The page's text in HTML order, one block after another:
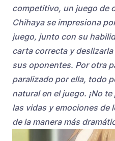
competitivo, un juego de
Chihaya se impresiona
juego, junto con su
carta correcta y
sus oponentes. Por otra
paralizado por ella, todo
natural en el juego. ¡No
las vidas y emociones de
de la manera más